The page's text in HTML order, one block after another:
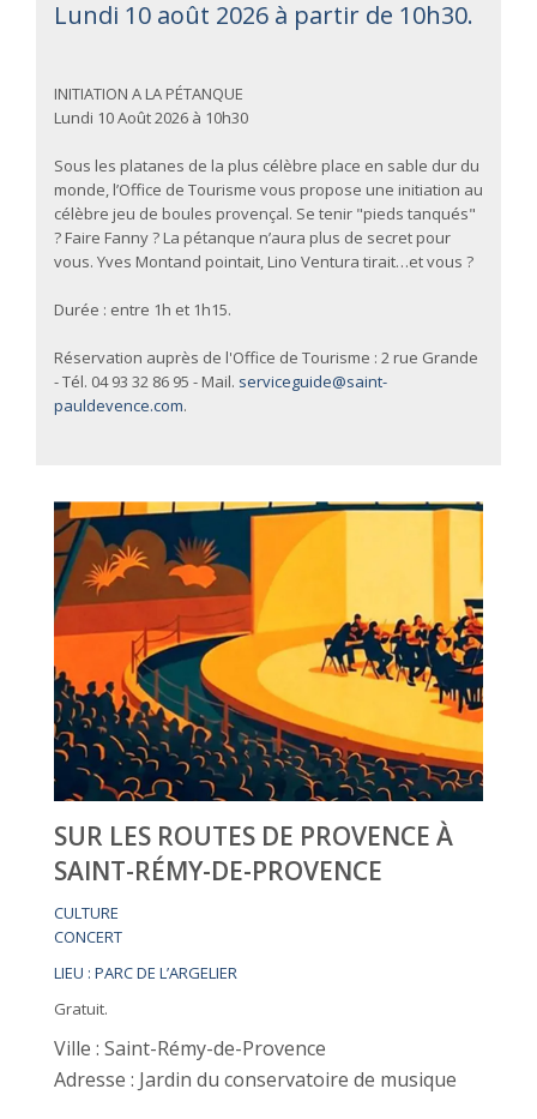
Lundi 10 août 2026 à partir de 10h30.
INITIATION A LA PÉTANQUE
Lundi 10 Août 2026 à 10h30
Sous les platanes de la plus célèbre place en sable dur du
monde, l’Office de Tourisme vous propose une initiation au
célèbre jeu de boules provençal. Se tenir "pieds tanqués"
? Faire Fanny ? La pétanque n’aura plus de secret pour
vous. Yves Montand pointait, Lino Ventura tirait…et vous ?
Durée : entre 1h et 1h15.
Réservation auprès de l'Office de Tourisme : 2 rue Grande
- Tél. 04 93 32 86 95 - Mail. serviceguide@saint-
pauldevence.com.
SUR LES ROUTES DE PROVENCE À
SAINT-RÉMY-DE-PROVENCE
CULTURE
CONCERT
LIEU : PARC DE L’ARGELIER
Gratuit.
Ville : Saint-Rémy-de-Provence
Adresse : Jardin du conservatoire de musique